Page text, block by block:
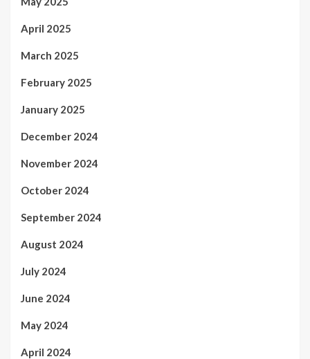
April 2025
March 2025
February 2025
January 2025
December 2024
November 2024
October 2024
September 2024
August 2024
July 2024
June 2024
May 2024
April 2024